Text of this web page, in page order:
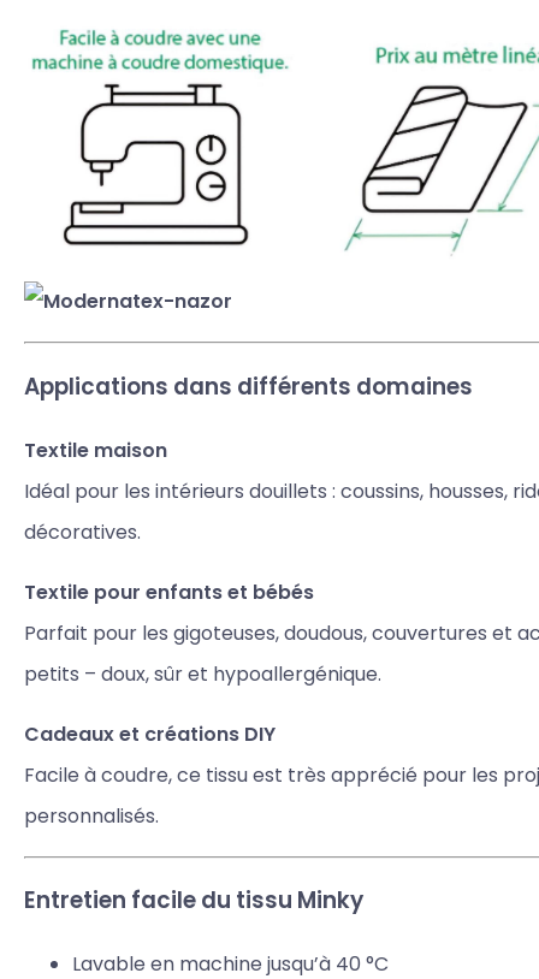
Applications dans différents domaines
Textile maison
Idéal pour les intérieurs douillets : coussins, housses,
décoratives.
Textile pour enfants et bébés
Parfait pour les gigoteuses, doudous, couvertures et
petits – doux, sûr et hypoallergénique.
Cadeaux et créations DIY
Facile à coudre, ce tissu est très apprécié pour les
personnalisés.
Entretien facile du tissu Minky
Lavable en machine jusqu’à 40 °C